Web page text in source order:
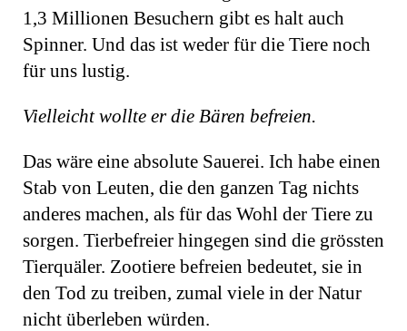
1,3 Millionen Besuchern gibt es halt auch
Spinner. Und das ist weder für die Tiere noch
für uns lustig.
Vielleicht wollte er die Bären befreien.
Das wäre eine absolute Sauerei. Ich habe einen
Stab von Leuten, die den ganzen Tag nichts
anderes machen, als für das Wohl der Tiere zu
sorgen. Tierbefreier hingegen sind die grössten
Tierquäler. Zootiere befreien bedeutet, sie in
den Tod zu treiben, zumal viele in der Natur
nicht überleben würden.